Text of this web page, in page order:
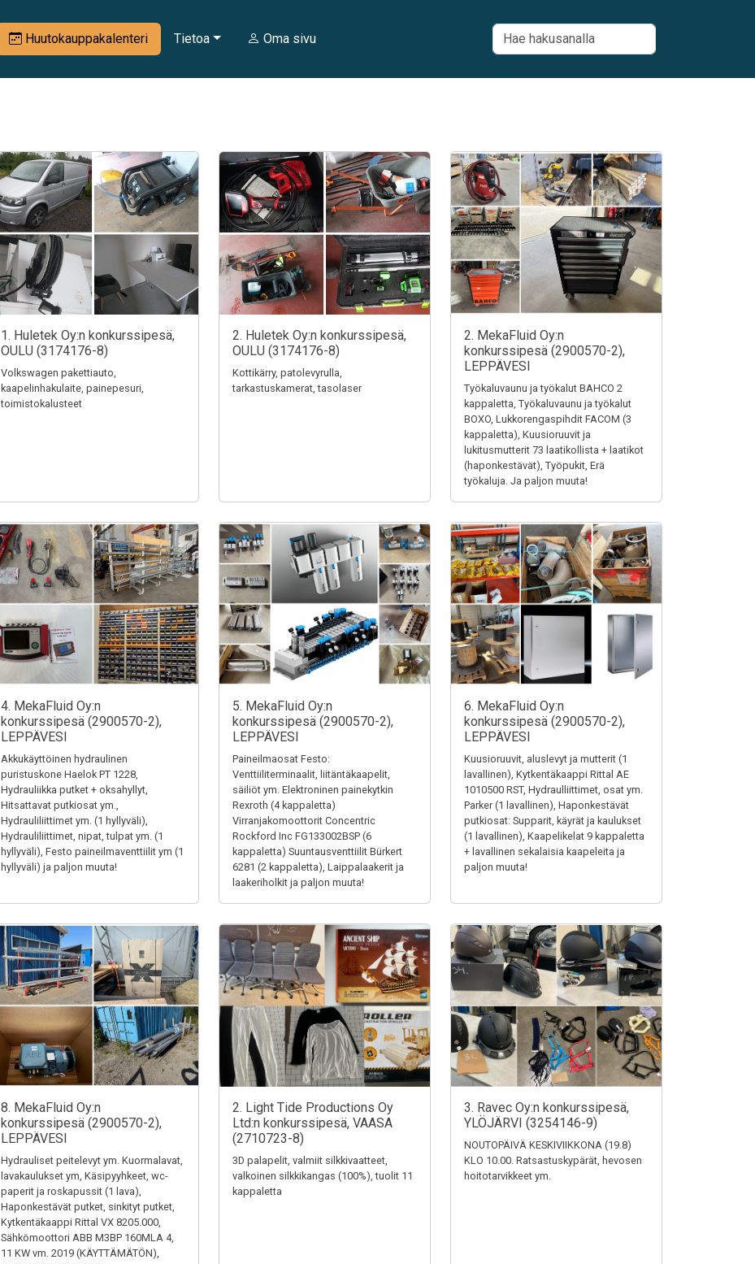
Huutokauppakalenteri Tietoa Oma sivu
1. Huletek Oy:n konkurssipesä,
OULU (3174176-8)
Volkswagen pakettiauto,
kaapelinhakulaite, painepesuri,
toimistokalusteet
2. Huletek Oy:n konkurssipesä,
OULU (3174176-8)
Kottikärry, patolevyrulla,
tarkastuskamerat, tasolaser
2. MekaFluid Oy:n
konkurssipesä (2900570-2),
LEPPÄVESI
Työkaluvaunu ja työkalut BAHCO 2
kappaletta, Työkaluvaunu ja työkalut
BOXO, Lukkorengaspihdit FACOM (3
kappaletta), Kuusioruuvit ja
lukitusmutterit 73 laatikollista + laatikot
(haponkestävät), Työpukit, Erä
työkaluja. Ja paljon muuta!
4. MekaFluid Oy:n
konkurssipesä (2900570-2),
LEPPÄVESI
Akkukäyttöinen hydraulinen
puristuskone Haelok PT 1228,
Hydrauliikka putket + oksahyllyt,
Hitsattavat putkiosat ym.,
Hydrauliliittimet ym. (1 hyllyväli),
Hydrauliliittimet, nipat, tulpat ym. (1
hyllyväli), Festo paineilmaventtiilit ym (1
hyllyväli) ja paljon muuta!
5. MekaFluid Oy:n
konkurssipesä (2900570-2),
LEPPÄVESI
Paineilmaosat Festo:
Venttiiliterminaalit, liitäntäkaapelit,
säiliöt ym. Elektroninen painekytkin
Rexroth (4 kappaletta)
Virranjakomoottorit Concentric
Rockford Inc FG133002BSP (6
kappaletta) Suuntausventtiilit Bürkert
6281 (2 kappaletta), Laippalaakerit ja
laakeriholkit ja paljon muuta!
6. MekaFluid Oy:n
konkurssipesä (2900570-2),
LEPPÄVESI
Kuusioruuvit, aluslevyt ja mutterit (1
lavallinen), Kytkentäkaappi Rittal AE
1010500 RST, Hydraulliittimet, osat ym.
Parker (1 lavallinen), Haponkestävät
putkiosat: Supparit, käyrät ja kaulukset
(1 lavallinen), Kaapelikelat 9 kappaletta
+ lavallinen sekalaisia kaapeleita ja
paljon muuta!
8. MekaFluid Oy:n
konkurssipesä (2900570-2),
LEPPÄVESI
Hydrauliset peitelevyt ym. Kuormalavat,
lavakaulukset ym, Käsipyyhkeet, wc-
paperit ja roskapussit (1 lava),
Haponkestävät putket, sinkityt putket,
Kytkentäkaappi Rittal VX 8205.000,
Sähkömoottori ABB M3BP 160MLA 4,
11 KW vm. 2019 (KÄYTTÄMÄTÖN),
2. Light Tide Productions Oy
Ltd:n konkurssipesä, VAASA
(2710723-8)
3D palapelit, valmiit silkkivaatteet,
valkoinen silkkikangas (100%), tuolit 11
kappaletta
3. Ravec Oy:n konkurssipesä,
YLÖJÄRVI (3254146-9)
NOUTOPÄIVÄ KESKIVIIKKONA (19.8)
KLO 10.00. Ratsastuskypärät, hevosen
hoitotarvikkeet ym.